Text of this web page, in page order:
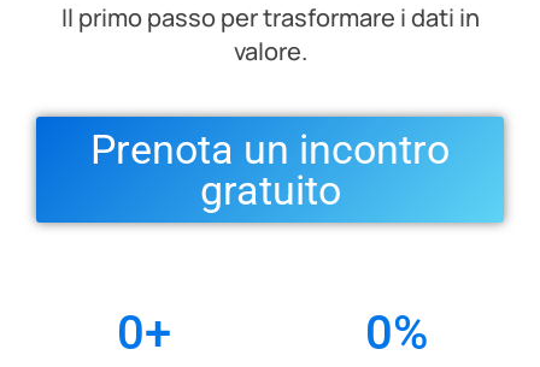
Il primo passo per trasformare i dati in
valore.
Prenota un incontro
gratuito
0+ 0%